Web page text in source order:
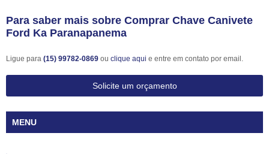
Para saber mais sobre Comprar Chave Canivete
Ford Ka Paranapanema
Ligue para (15) 99782-0869 ou clique aqui e entre em contato por email.
Solicite um orçamento
MENU